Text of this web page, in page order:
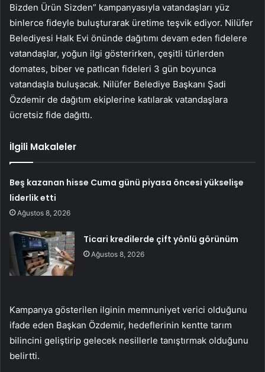
Bizden Ürün Sizden” kampanyasıyla vatandaşları yüz
binlerce fideyle buluşturarak üretime teşvik ediyor. Nilüfer
Belediyesi Halk Evi önünde dağıtımı devam eden fidelere
vatandaşlar, yoğun ilgi gösterirken, çeşitli türlerden
domates, biber ve patlıcan fideleri 3 gün boyunca
vatandaşla buluşacak. Nilüfer Belediye Başkanı Şadi
Özdemir de dağıtım ekiplerine katılarak vatandaşlara
ücretsiz fide dağıttı.
İlgili Makaleler
Beş kazanan hisse Cuma günü piyasa öncesi yükselişe
liderlik etti
Ağustos 8, 2026
Ticari kredilerde çift yönlü görünüm
Ağustos 8, 2026
Kampanya gösterilen ilginin memnuniyet verici olduğunu
ifade eden Başkan Özdemir, hedeflerinin kentte tarım
bilincini geliştirip gelecek nesillerle tanıştırmak olduğunu
belirtti.